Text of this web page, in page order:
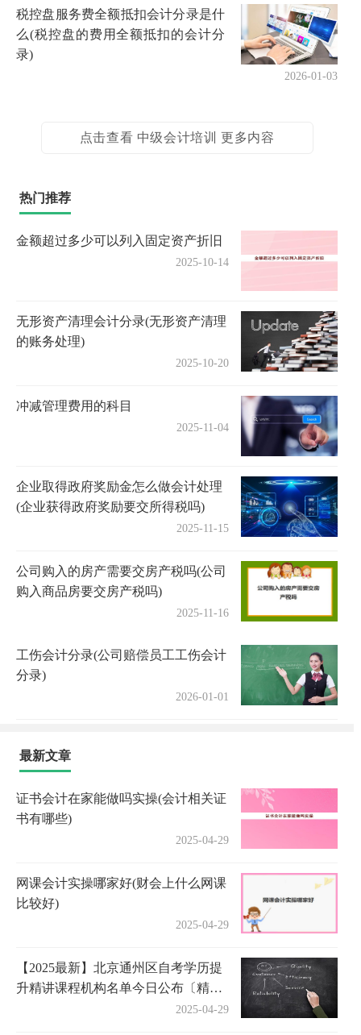
税控盘服务费全额抵扣会计分录是什
么(税控盘的费用全额抵扣的会计分
录)
2026-01-03
点击查看 中级会计培训 更多内容
热门推荐
金额超过多少可以列入固定资产折旧
2025-10-14
无形资产清理会计分录(无形资产清理
的账务处理)
2025-10-20
冲减管理费用的科目
2025-11-04
企业取得政府奖励金怎么做会计处理
(企业获得政府奖励要交所得税吗)
2025-11-15
公司购入的房产需要交房产税吗(公司
购入商品房要交房产税吗)
2025-11-16
工伤会计分录(公司赔偿员工工伤会计
分录)
2026-01-01
最新文章
证书会计在家能做吗实操(会计相关证
书有哪些)
2025-04-29
网课会计实操哪家好(财会上什么网课
比较好)
2025-04-29
【2025最新】北京通州区自考学历提
升精讲课程机构名单今日公布〔精选
2025-04-29